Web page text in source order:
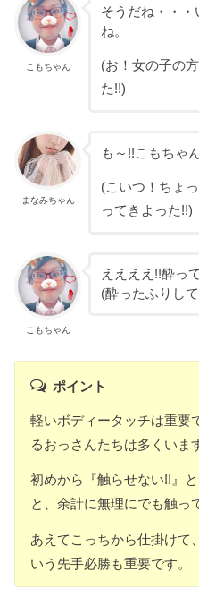
こもちゃん
そうだね・・・
ね。
(お！女の子の
た!!)
まなみちゃん
も～!!こもちゃ
(こいつ！ちょ
ってきよった!!)
こもちゃん
ええええ!!酔っ
(酔ったふりし
ポイント
軽いボディータッチは重要
るおっさんたちは多くいま
初めから『触らせない!!』
と、余計に無理にでも触っ
あえてこっちから仕掛けて
いう先手必勝も重要です。